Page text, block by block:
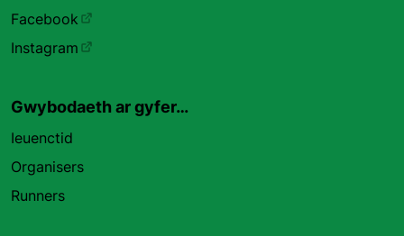
Facebook
Instagram
Gwybodaeth ar gyfer…
Ieuenctid
Organisers
Runners